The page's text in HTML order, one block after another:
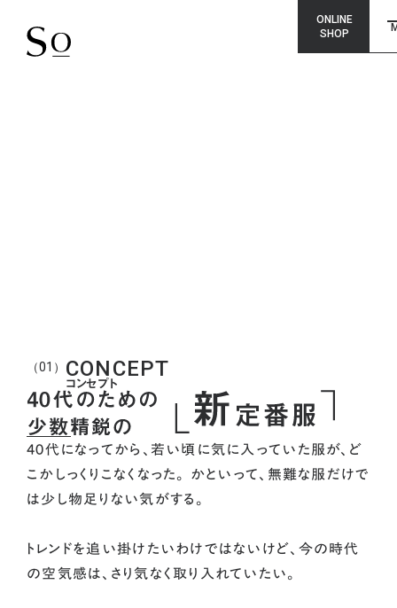
ONLINE
SHOP
（01） CONCEPT
コンセプト
40代になってから、若い頃に気に入っていた服が、ど
こかしっくりこなくなった。 かといって、無難な服だけで
は少し物足りない気がする。
トレンドを追い掛けたいわけではないけど、今の時代
の空気感は、さり気なく取り入れていたい。